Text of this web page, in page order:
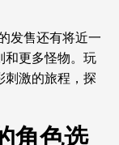
发售还有将近一
更多怪物。 玩
刺激的旅程，探
角色选